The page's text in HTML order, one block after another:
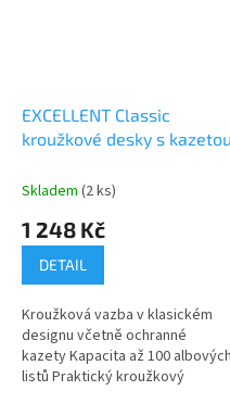
EXCELLENT Classic
kroužkové desky s kazetou
Skladem (2 ks)
1 248 Kč
DETAIL
Kroužková vazba v klasickém
designu včetně ochranné
kazety Kapacita až 100 albových
listů Praktický kroužkový